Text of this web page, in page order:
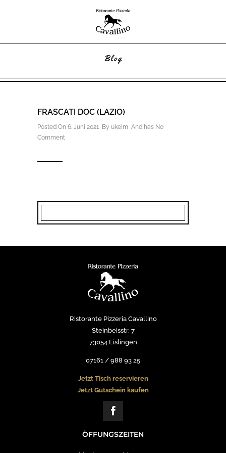
Blog
FRASCATI DOC (LAZIO)
Posted On 6. Juni 2021 By ukeim And has No
Comment
Ristorante Pizzeria Cavallino
Steinbeisstr. 7
73054 Eislingen
07161 / 988 93 25
Jetzt Tisch reservieren
Jetzt Gutschein kaufen
ÖFFUNGSZEITEN